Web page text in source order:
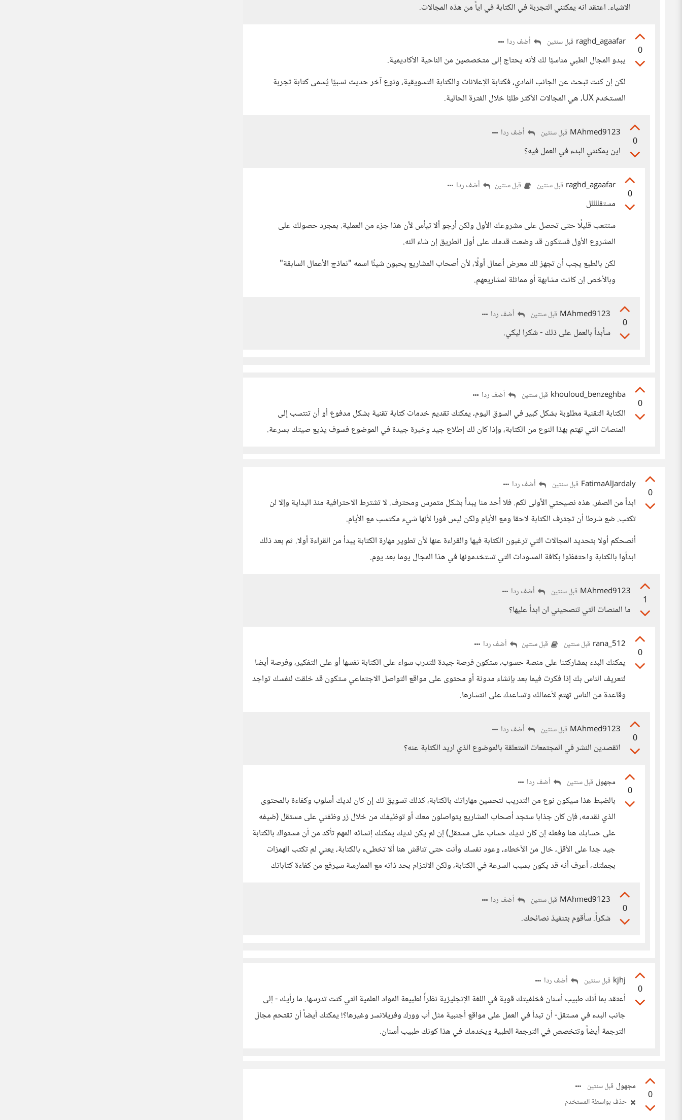
الاشياء. اعتقد انه يمكنني التجربة في الكتابة في اياً من هذه المجالات.
0
raghd_agaafar قبل سنتين أضف ردا
يبدو المجال الطبي مناسبًا لك لأنه يحتاج إلى متخصصين من الناحية الأكاديمية.
لكن إن كنت تبحث عن الجانب المادي، فكتابة الإعلانات والكتابة التسويقية، ونوع آخر حديث نسبيًا يُسمى كتابة تجربة
المستخدم UX، هي المجالات الأكثر طلبًا خلال الفترة الحالية.
0
MAhmed9123 قبل سنتين أضف ردا
اين يمكنني البدء في العمل فيه؟
0
raghd_agaafar قبل سنتين قبل سنتين أضف ردا
مستقللللل
ستتعب قليلًا حتى تحصل على مشروعك الأول ولكن أرجو ألا تيأس لأن هذا جزء من العملية. بمجرد حصولك على
المشروع الأول فستكون قد وضعت قدمك على أول الطريق إن شاء الله.
لكن بالطبع يجب أن تجهز لك معرض أعمال أولًا، لأن أصحاب المشاريع يحبون شيئًا اسمه "نماذج الأعمال السابقة"
وبالأخص إن كانت مشابهة أو مماثلة لمشاريعهم.
0
MAhmed9123 قبل سنتين أضف ردا
سأبدأ بالعمل على ذلك - شكرا ليكي.
0
khouloud_benzeghba قبل سنتين أضف ردا
الكتابة التقنية مطلوبة بشكل كبير في السوق اليوم، يمكنك تقديم خدمات كتابة تقنية بشكل مدفوع أو أن تنتسب إلى
المنصات التي تهتم بهذا النوع من الكتابة، وإذا كان لك إطلاع جيد وخبرة جيدة في الموضوع فسوف يذيع صيتك بسرعة.
0
FatimaAlJardaly قبل سنتين أضف ردا
ابدأ من الصفر. هذه نصيحتي الأولى لكم. فلا أحد منا يبدأ بشكل متمرس ومحترف. لا تشترط الاحترافية منذ البداية وإلا لن
تكتب. ضع شرطا أن تجترف الكتابة لاحقا ومع الأيام ولكن ليس فورا لأنها شيء مكتسب مع الأيام.
أنصحكم أولا بتحديد المجالات التي ترغبون الكتابة فيها والقراءة عنها لأن تطوير مهارة الكتابة يبدأ من القراءة أولا. ثم بعد ذلك
ابدأوا بالكتابة واحتفظوا بكافة المسودات التي تستخدمونها في هذا المجال يوما بعد يوم.
1
MAhmed9123 قبل سنتين أضف ردا
ما المنصات التي تنصحيني ان ابدأ عليها؟
0
rana_512 قبل سنتين قبل سنتين أضف ردا
يمكنك البدء بمشاركتنا على منصة حسوب، ستكون فرصة جيدة للتدرب سواء على الكتابة نفسها أو على التفكير، وفرصة أيضا
لتعريف الناس بك إذا فكرت فيما بعد بإنشاء مدونة أو محتوى على مواقع التواصل الاجتماعي ستكون قد خلقت لنفسك تواجد
وقاعدة من الناس تهتم لأعمالك وتساعدك على انتشارها.
0
MAhmed9123 قبل سنتين أضف ردا
اتقصدين النشر في المجتمعات المتعلقة بالموضوع الذي اريد الكتابة عنه؟
0
مجهول قبل سنتين أضف ردا
بالضبط هذا سيكون نوع من التدريب لتحسين مهاراتك بالكتابة، كذلك تسويق لك إن كان لديك أسلوب وكفاءة بالمحتوى
الذي نقدمه، فإن كان جذابا ستجد أصحاب المشاريع يتواصلون معك أو توظيفك من خلال زر وظفني على مستقل (ضيفه
على حسابك هنا وفعله إن كان لديك حساب على مستقل) إن لم يكن لديك يمكنك إنشائه المهم تأكد من أن مستواك بالكتابة
جيد جدا على الأقل، خال من الأخطاء، وعود نفسك وأنت حتى تناقش هنا ألا تخطىء بالكتابة، يعني لم تكتب الهمزات
بجملتك، أعرف أنه قد يكون بسبب السرعة في الكتابة، ولكن الالتزام بحد ذاته مع الممارسة سيرفع من كفاءة كتاباتك
0
MAhmed9123 قبل سنتين أضف ردا
شكراً. سأقوم بتنفيذ نصائحك.
0
kjhj قبل سنتين أضف ردا
أعتقد بما أنك طبيب أسنان فخلفيتك قوية في اللغة الإنجليزية نظراً لطبيعة المواد العلمية التي كنت تدرسها. ما رأيك - إلى
جانب البدء في مستقل- أن تبدأ في العمل على مواقع أجنبية مثل أب وورك وفريلانسر وغيرها؟! يمكنك أيضاً أن تقتحم مجال
الترجمة أيضاً وتتخصص في الترجمة الطبية ويخدمك في هذا كونك طبيب أسنان.
0
مجهول قبل سنتين
حذف بواسطة المستخدم